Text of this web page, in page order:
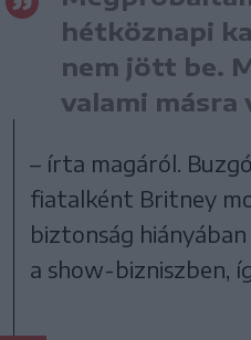
hétköznapi
nem jött be.
valami másra
– írta magáról.
fiatalként Britney
biztonság
a show-bizniszben,